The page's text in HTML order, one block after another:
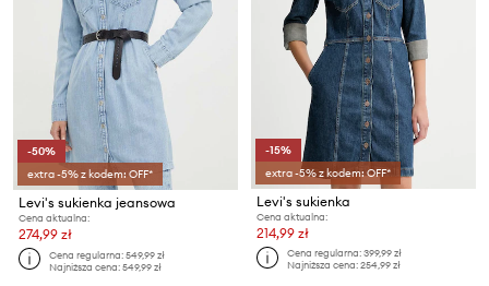
-50%
extra -5% z kodem: OFF*
Levi's sukienka jeansowa
Cena aktualna:
274,99 zł
Cena regularna:549,99 zł
Najniższa cena:549,99 zł
-15%
extra -5% z kodem: OFF*
Levi's sukienka
Cena aktualna:
214,99 zł
Cena regularna:399,99 zł
Najniższa cena:254,99 zł